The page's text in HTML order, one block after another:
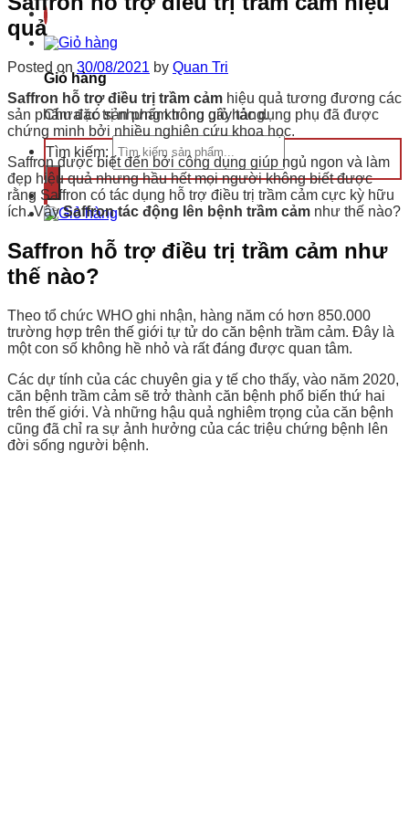
Giỏ hàng
Chưa có sản phẩm trong giỏ hàng.
Tìm kiếm:
quả
Posted on 30/08/2021 by Quan Tri
Saffron hỗ trợ điều trị trầm cảm hiệu quả tương đương các
sản phẩm đặc trị nhưng không gây tác dụng phụ đã được
chứng minh bởi nhiều nghiên cứu khoa học.
Saffron được biết đến bởi công dụng giúp ngủ ngon và làm
đẹp hiệu quả nhưng hầu hết mọi người không biết được
rằng Saffron có tác dụng hỗ trợ điều trị trầm cảm cực kỳ hữu
ích. VậySaffron tác động lên bệnh trầm cảm như thế nào?
Saffron hỗ trợ điều trị trầm cảm như
thế nào?
Theo tổ chức WHO ghi nhận, hàng năm có hơn 850.000
trường hợp trên thế giới tự tử do căn bệnh trầm cảm. Đây là
một con số không hề nhỏ và rất đáng được quan tâm.
Các dự tính của các chuyên gia y tế cho thấy, vào năm 2020,
căn bệnh trầm cảm sẽ trở thành căn bệnh phổ biến thứ hai
trên thế giới. Và những hậu quả nghiêm trọng của căn bệnh
cũng đã chỉ ra sự ảnh hưởng của các triệu chứng bệnh lên
đời sống người bệnh.